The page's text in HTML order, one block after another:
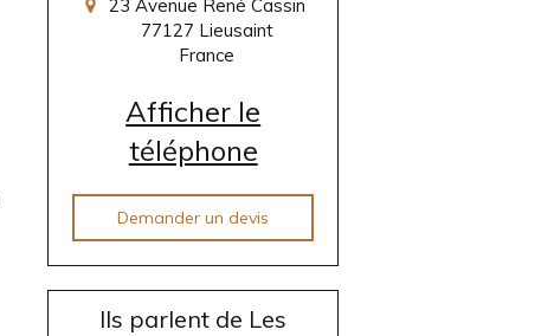
23 Avenue René Cassin
77127 Lieusaint
France
Afficher le
téléphone
Demander un devis
Ils parlent de Les